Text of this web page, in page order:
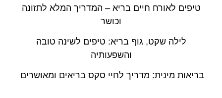
טיפים לאורח חיים בריא – המדריך המלא לתזונה
וכושר
לילה שקט, גוף בריא: טיפים לשינה טובה
והשפעותיה
בריאות מינית: מדריך לחיי סקס בריאים ומאושרים